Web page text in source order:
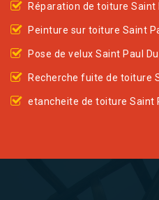
Réparation de toiture Saint
Peinture sur toiture Saint
Pose de velux Saint Paul
Recherche fuite de toiture
etancheite de toiture Saint